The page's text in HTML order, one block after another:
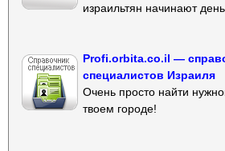
израильтян начинают
Profi.orbita.co.il —
специалистов Израиля
Очень просто найти
твоем городе!